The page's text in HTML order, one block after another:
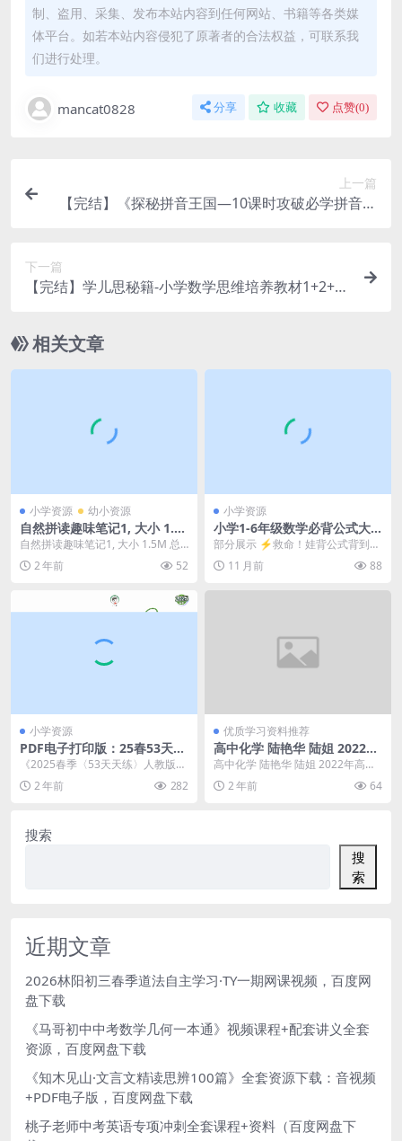
制、盗用、采集、发布本站内容到任何网站、书籍等各类媒
体平台。如若本站内容侵犯了原著者的合法权益，可联系我
们进行处理。
mancat0828 分享 收藏 点赞(0)
上一篇
【完结】《探秘拼音王国—10课时攻破必学拼音》
下一篇
【完结】学儿思秘籍-小学数学思维培养教材1+2+3
下载
相关文章
小学资源 幼小资源
自然拼读趣味笔记1, 大小 1.5
M 总页数 20 页 电子版下载
自然拼读趣味笔记1, 大小 1.5M 总
页数 20 页 电子版下载 相关文章：
... 2 年前 52
小学资源
小学1-6年级数学必背公式大
全全套PDF下载
部分展示 ⚡️救命！娃背公式背到
哭？这份小学数学必背公式大全PD
F直接封神！📐✨...
11 月前 88
小学资源
PDF电子打印版：25春53天天
练人教 数学3下 单元测评卷 三
年级下册数学53天天练测评卷
《2025春季〈53天天练〉人教版小
学数学三年级下册单元测评卷》PD
F电子打印版...
2 年前 282
优质学习资料推荐
高中化学 陆艳华 陆姐 2022年
高考化学一轮 二轮复习联报
高中化学 陆艳华 陆姐 2022年高考
化学一轮 二轮复习联报 目录： 二
轮： ├...
2 年前 64
搜索
搜
索
近期文章
2026林阳初三春季道法自主学习·TY一期网课视频，百度网
盘下载
《马哥初中中考数学几何一本通》视频课程+配套讲义全套
资源，百度网盘下载
《知木见山·文言文精读思辨100篇》全套资源下载：音视频
+PDF电子版，百度网盘下载
桃子老师中考英语专项冲刺全套课程+资料（百度网盘下